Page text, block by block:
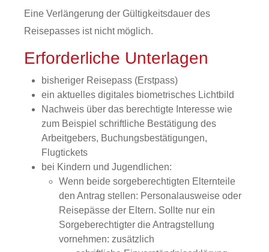
Eine Verlängerung der Gültigkeitsdauer des
Reisepasses ist nicht möglich.
Erforderliche Unterlagen
bisheriger Reisepass (Erstpass)
ein aktuelles digitales biometrisches Lichtbild
Nachweis über das berechtigte Interesse wie
zum Beispiel schriftliche Bestätigung des
Arbeitgebers, Buchungsbestätigungen,
Flugtickets
bei Kindern und Jugendlichen:
Wenn beide sorgeberechtigten Elternteile
den Antrag stellen: Personalausweise oder
Reisepässe der Eltern. Sollte nur ein
Sorgeberechtigter die Antragstellung
vornehmen: zusätzlich